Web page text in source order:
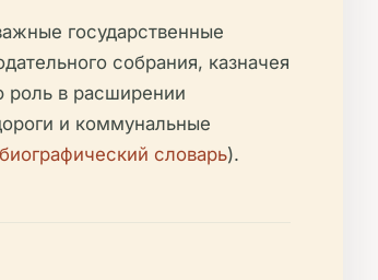
государственные
собрания, казначея
роль в расширении
и коммунальные
словарь).